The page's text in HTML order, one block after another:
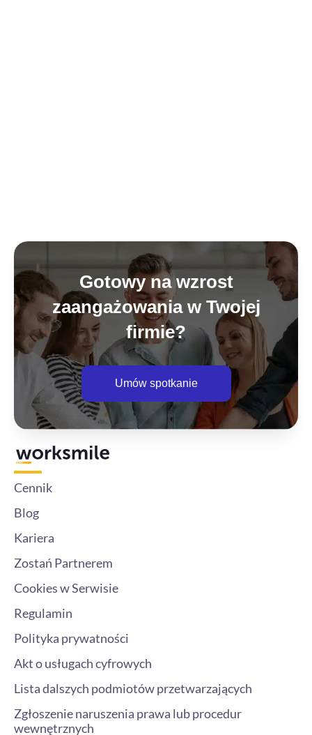
Gotowy na wzrost
zaangażowania w Twojej
firmie?
Umów spotkanie
Cennik
Blog
Kariera
Zostań Partnerem
Cookies w Serwisie
Regulamin
Polityka prywatności
Akt o usługach cyfrowych
Lista dalszych podmiotów przetwarzających
Zgłoszenie naruszenia prawa lub procedur
wewnętrznych